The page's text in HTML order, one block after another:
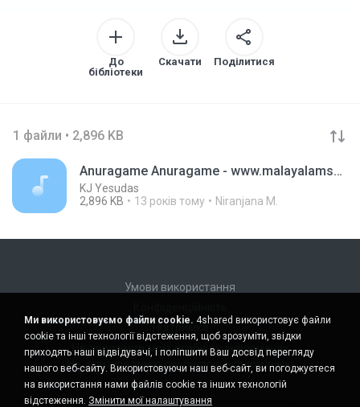
До
бібліотеки
Скачати Поділитися
1 файли • 2,896 KB
Anuragame Anuragame - www.malayalamsonglyrics.net
KJ Yesudas
2,896 KB
13 років тому Niranjana M.
Умови використання
Підтримка
Не продавати мою особисту інформацію
Не ділитися моєю особистою інформацією
Ми використовуємо файли cookie. 4shared використовує файли
cookie та інші технології відстеження, щоб зрозуміти, звідки
приходять наші відвідувачі, і поліпшити Ваш досвід перегляду
нашого веб-сайту. Використовуючи наш веб-сайт, ви погоджуєтеся
на використання нами файлів cookie та інших технологій
відстеження. Змінити мої налаштування